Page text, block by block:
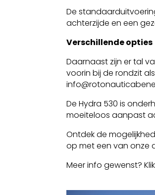
De
achterzijde en een
Verschillende opties
Daarnaast zijn er tal
voorin bij de rondzit
De Hydra 530 is
moeiteloos aanpast
Ontdek de
op met een van onze
Meer info gewenst?